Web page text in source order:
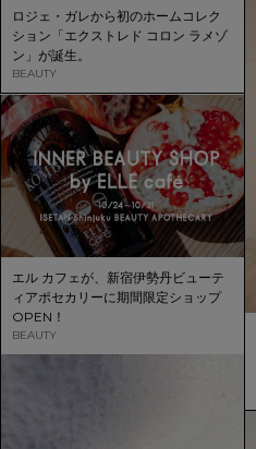
ロジェ・ガレから初のホームコレク
ション「エクストレド コロン ラメゾ
ン」が誕生。
BEAUTY
エル カフェが、新宿伊勢丹ビューテ
ィアポセカリーに期間限定ショップ
OPEN！
BEAUTY